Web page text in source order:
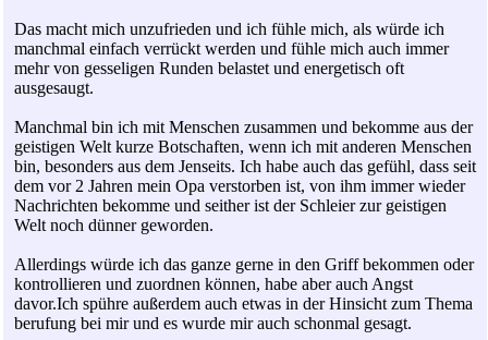
Das macht mich unzufrieden und ich fühle mich, als würde ich
manchmal einfach verrückt werden und fühle mich auch immer
mehr von gesseligen Runden belastet und energetisch oft
ausgesaugt.
Manchmal bin ich mit Menschen zusammen und bekomme aus der
geistigen Welt kurze Botschaften, wenn ich mit anderen Menschen
bin, besonders aus dem Jenseits. Ich habe auch das gefühl, dass seit
dem vor 2 Jahren mein Opa verstorben ist, von ihm immer wieder
Nachrichten bekomme und seither ist der Schleier zur geistigen
Welt noch dünner geworden.
Allerdings würde ich das ganze gerne in den Griff bekommen oder
kontrollieren und zuordnen können, habe aber auch Angst
davor.Ich spühre außerdem auch etwas in der Hinsicht zum Thema
berufung bei mir und es wurde mir auch schonmal gesagt.